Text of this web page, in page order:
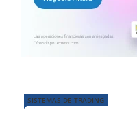
SISTEMAS DE TRADING